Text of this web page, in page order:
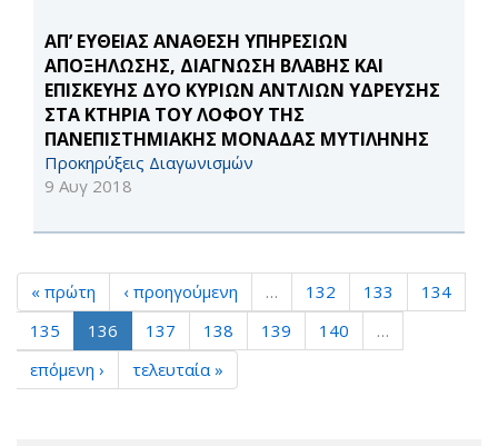
ΑΠ’ ΕΥΘΕΙΑΣ ΑΝΑΘΕΣΗ ΥΠΗΡΕΣΙΩΝ
ΑΠΟΞΗΛΩΣΗΣ, ΔΙΑΓΝΩΣΗ ΒΛΑΒΗΣ ΚΑΙ
ΕΠΙΣΚΕΥΗΣ ΔΥΟ ΚΥΡΙΩΝ ΑΝΤΛΙΩΝ ΥΔΡΕΥΣΗΣ
ΣΤΑ ΚΤΗΡΙΑ ΤΟΥ ΛΟΦΟΥ ΤΗΣ
ΠΑΝΕΠΙΣΤΗΜΙΑΚΗΣ ΜΟΝΑΔΑΣ ΜΥΤΙΛΗΝΗΣ
Προκηρύξεις Διαγωνισμών
9 Αυγ 2018
« πρώτη ‹ προηγούμενη … 132 133
134
135
136 137 138 139 140
…
επόμενη ›
τελευταία »